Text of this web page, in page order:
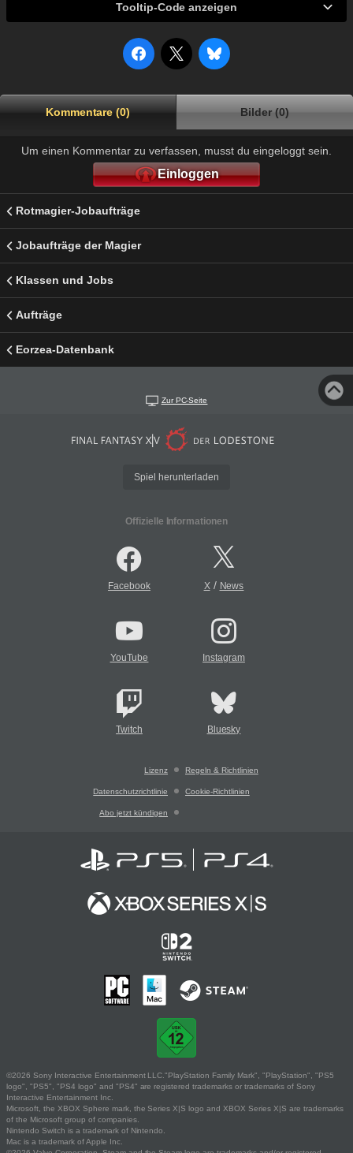
Tooltip-Code anzeigen
Kommentare (0) Bilder (0)
Um einen Kommentar zu verfassen, musst du eingeloggt sein.
Einloggen
Rotmagier-Jobaufträge
Jobaufträge der Magier
Klassen und Jobs
Aufträge
Eorzea-Datenbank
Zur PC-Seite
Spiel herunterladen
Offizielle Informationen
Facebook X/ News
YouTube Instagram
Twitch Bluesky
Lizenz Regeln & Richtlinien
Datenschutzrichtlinie Cookie-Richtlinien
Abo jetzt kündigen
©2026 Sony Interactive Entertainment LLC."PlayStation Family Mark", "PlayStation", "PS5
logo", "PS5", "PS4 logo" and "PS4" are registered trademarks or trademarks of Sony
Interactive Entertainment Inc.
Microsoft, the XBOX Sphere mark, the Series X|S logo and XBOX Series X|S are trademarks
of the Microsoft group of companies.
Nintendo Switch is a trademark of Nintendo.
Mac is a trademark of Apple Inc.